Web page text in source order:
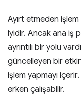
Ayırt etmeden
iyidir. Ancak ana iş
ayrıntılı bir yolu
güncelleyen bir
işlem yapmayı
erken çalışabilir.